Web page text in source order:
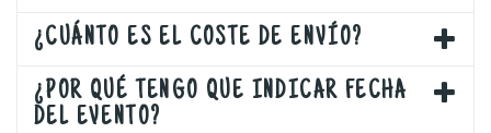
¿CUÁNTO ES EL COSTE DE ENVÍO?
¿POR QUÉ TENGO QUE INDICAR FECHA
DEL EVENTO?